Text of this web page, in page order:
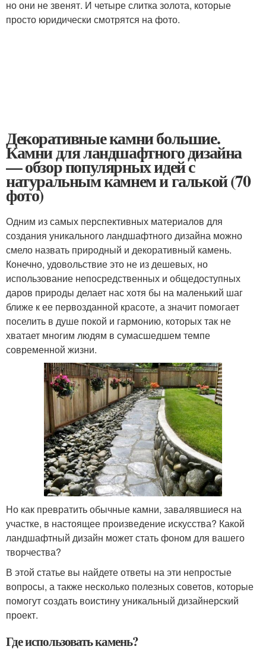
но они не звенят. И четыре слитка золота, которые
просто юридически смотрятся на фото.
Декоративные камни большие.
Камни для ландшафтного дизайна
— обзор популярных идей с
натуральным камнем и галькой (70
фото)
Одним из самых перспективных материалов для
создания уникального ландшафтного дизайна можно
смело назвать природный и декоративный камень.
Конечно, удовольствие это не из дешевых, но
использование непосредственных и общедоступных
даров природы делает нас хотя бы на маленький шаг
ближе к ее первозданной красоте, а значит помогает
поселить в душе покой и гармонию, которых так не
хватает многим людям в сумасшедшем темпе
современной жизни.
Но как превратить обычные камни, завалявшиеся на
участке, в настоящее произведение искусства? Какой
ландшафтный дизайн может стать фоном для вашего
творчества?
В этой статье вы найдете ответы на эти непростые
вопросы, а также несколько полезных советов, которые
помогут создать воистину уникальный дизайнерский
проект.
Где использовать камень?